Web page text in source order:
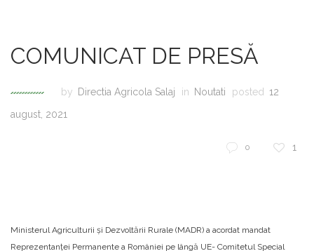
COMUNICAT DE PRESĂ
by Directia Agricola Salaj in Noutati posted 12
august, 2021
0 1
Ministerul Agriculturii și Dezvoltării Rurale (MADR) a acordat mandat
Reprezentanței Permanente a României pe lângă UE- Comitetul Special